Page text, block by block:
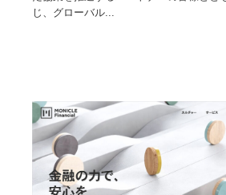
じ、グローバル...